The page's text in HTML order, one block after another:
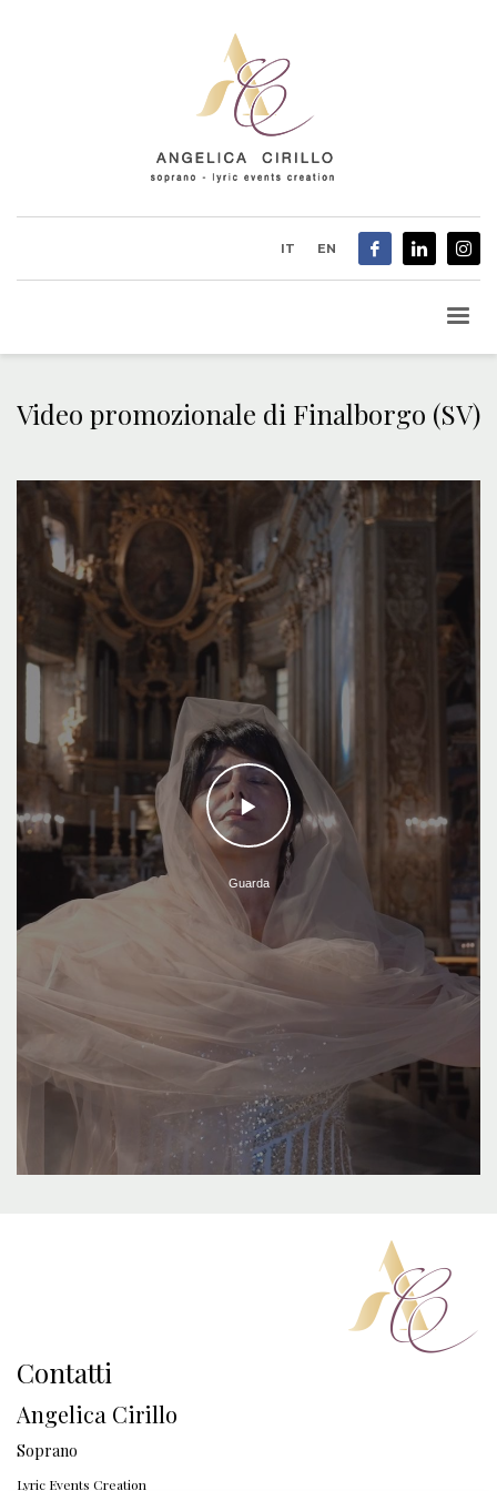
IT EN
Video promozionale di Finalborgo (SV)
Guarda
Contatti
Angelica Cirillo
Soprano
Lyric Events Creation